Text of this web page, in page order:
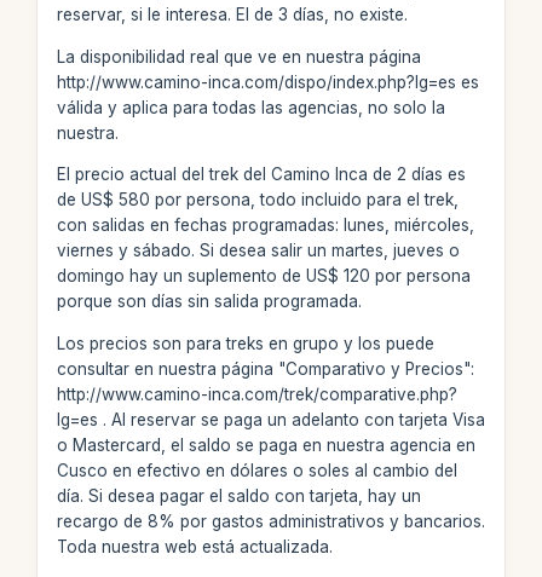
reservar, si le interesa. El de 3 días, no existe.
La disponibilidad real que ve en nuestra página
http://www.camino-inca.com/dispo/index.php?lg=es es
válida y aplica para todas las agencias, no solo la
nuestra.
El precio actual del trek del Camino Inca de 2 días es
de US$ 580 por persona, todo incluido para el trek,
con salidas en fechas programadas: lunes, miércoles,
viernes y sábado. Si desea salir un martes, jueves o
domingo hay un suplemento de US$ 120 por persona
porque son días sin salida programada.
Los precios son para treks en grupo y los puede
consultar en nuestra página "Comparativo y Precios":
http://www.camino-inca.com/trek/comparative.php?
lg=es . Al reservar se paga un adelanto con tarjeta Visa
o Mastercard, el saldo se paga en nuestra agencia en
Cusco en efectivo en dólares o soles al cambio del
día. Si desea pagar el saldo con tarjeta, hay un
recargo de 8% por gastos administrativos y bancarios.
Toda nuestra web está actualizada.